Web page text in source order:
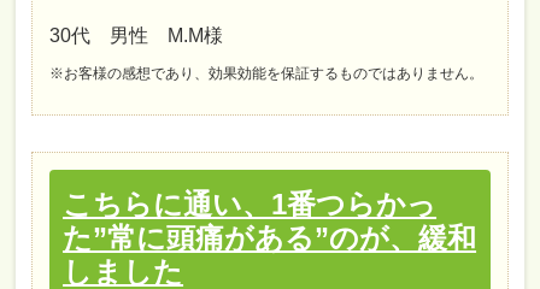
30代 男性 M.M様
※お客様の感想であり、効果効能を保証するものではありません。
こちらに通い、1番つらかっ
た”常に頭痛がある”のが、緩和
しました